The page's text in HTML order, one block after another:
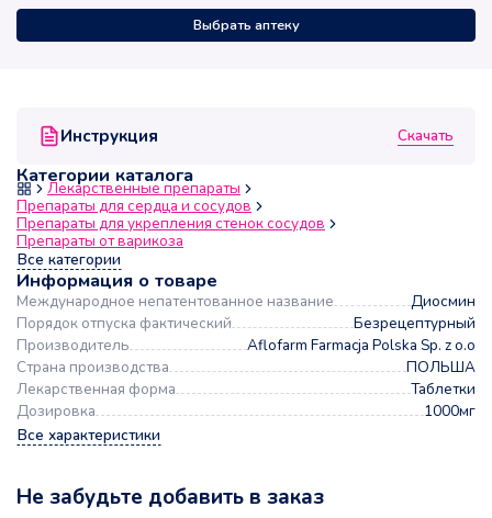
Инструкция Скачать
Категории каталога
Лекарственные препараты
Препараты для сердца и сосудов
Препараты для укрепления стенок сосудов
Препараты от варикоза
Все категории
Информация о товаре
Международное непатентованное название
Диосмин
Порядок отпуска фактический
Безрецептурный
Производитель
Aflofarm Farmacja Polska Sp. z o.o
Страна производства
ПОЛЬША
Лекарственная форма
Таблетки
Дозировка
1000мг
Все характеристики
Не забудьте добавить в заказ
Выбрать аптеку